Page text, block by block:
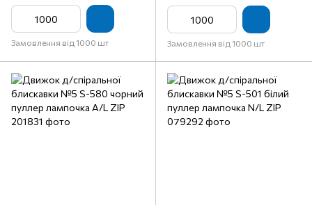
Замовлення від 1000 шт Замовлення від 1000 шт